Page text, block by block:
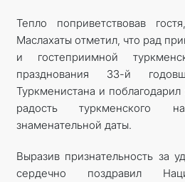
Тепло поприветствовав
Маслахаты отметил, что рад
и гостеприимной
празднования 33-й
Туркменистана и
радость туркменского
знаменательной даты.
Выразив признательность за
сердечно поздравил